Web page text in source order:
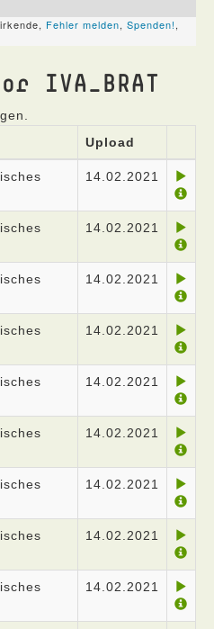
IVA_BRAT
Upload
14.02.2021
14.02.2021
14.02.2021
14.02.2021
14.02.2021
14.02.2021
14.02.2021
14.02.2021
14.02.2021